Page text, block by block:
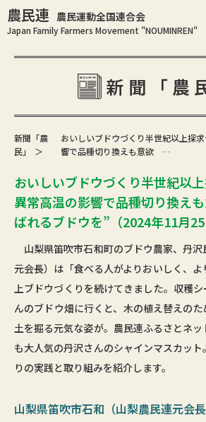
農民連 農民運動全国連合会
Japan Family Farmers Movement "NOUMINREN"
新聞「農
新聞「農
民」
おいしいブドウづくり半世紀以上探
響で品種切り換えも意欲 …
おいしいブドウづくり半世紀以
異常高温の影響で品種切り換え
ばれるブドウを”（2024年11月25
山梨県笛吹市石和町のブドウ農家、丹沢
元会長）は「食べる人がよりおいしく、
上ブドウづくりを続けてきました。収穫
んのブドウ畑に行くと、木の植え替えのた
土を掘る元気な姿が。農民連ふるさとネ
も大人気の丹沢さんのシャインマスカット
りの実践と取り組みを紹介します。
山梨県笛吹市石和（山梨農民連元会長